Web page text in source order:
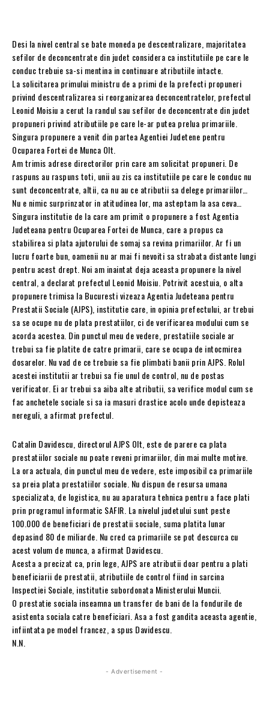
Desi la nivel central se bate moneda pe descentralizare, majoritatea
sefilor de deconcentrate din judet considera ca institutiile pe care le
conduc trebuie sa-si mentina in continuare atributiile intacte.
La solicitarea primului ministru de a primi de la prefecti propuneri
privind descentralizarea si reorganizarea deconcentratelor, prefectul
Leonid Moisiu a cerut la randul sau sefilor de deconcentrate din judet
propuneri privind atributiile pe care le-ar putea prelua primariile.
Singura propunere a venit din partea Agentiei Judetene pentru
Ocuparea Fortei de Munca Olt.
Am trimis adrese directorilor prin care am solicitat propuneri. De
raspuns au raspuns toti, unii au zis ca institutiile pe care le conduc nu
sunt deconcentrate, altii, ca nu au ce atributii sa delege primariilor…
Nu e nimic surprinzator in atitudinea lor, ma asteptam la asa ceva…
Singura institutie de la care am primit o propunere a fost Agentia
Judeteana pentru Ocuparea Fortei de Munca, care a propus ca
stabilirea si plata ajutorului de somaj sa revina primariilor. Ar fi un
lucru foarte bun, oamenii nu ar mai fi nevoiti sa strabata distante lungi
pentru acest drept. Noi am inaintat deja aceasta propunere la nivel
central, a declarat prefectul Leonid Moisiu. Potrivit acestuia, o alta
propunere trimisa la Bucuresti vizeaza Agentia Judeteana pentru
Prestatii Sociale (AJPS), institutie care, in opinia prefectului, ar trebui
sa se ocupe nu de plata prestatiilor, ci de verificarea modului cum se
acorda acestea. Din punctul meu de vedere, prestatiile sociale ar
trebui sa fie platite de catre primarii, care se ocupa de intocmirea
dosarelor. Nu vad de ce trebuie sa fie plimbati banii prin AJPS. Rolul
acestei institutii ar trebui sa fie unul de control, nu de postas
verificator. Ei ar trebui sa aiba alte atributii, sa verifice modul cum se
fac anchetele sociale si sa ia masuri drastice acolo unde depisteaza
nereguli, a afirmat prefectul.
Catalin Davidescu, directorul AJPS Olt, este de parere ca plata
prestatiilor sociale nu poate reveni primariilor, din mai multe motive.
La ora actuala, din punctul meu de vedere, este imposibil ca primariile
sa preia plata prestatiilor sociale. Nu dispun de resursa umana
specializata, de logistica, nu au aparatura tehnica pentru a face plati
prin programul informatic SAFIR. La nivelul judetului sunt peste
100.000 de beneficiari de prestatii sociale, suma platita lunar
depasind 80 de miliarde. Nu cred ca primariile se pot descurca cu
acest volum de munca, a afirmat Davidescu.
Acesta a precizat ca, prin lege, AJPS are atributii doar pentru a plati
beneficiarii de prestatii, atributiile de control fiind in sarcina
Inspectiei Sociale, institutie subordonata Ministerului Muncii.
O prestatie sociala inseamna un transfer de bani de la fondurile de
asistenta sociala catre beneficiari. Asa a fost gandita aceasta agentie,
infiintata pe model francez, a spus Davidescu.
N.N.
- Advertisement -